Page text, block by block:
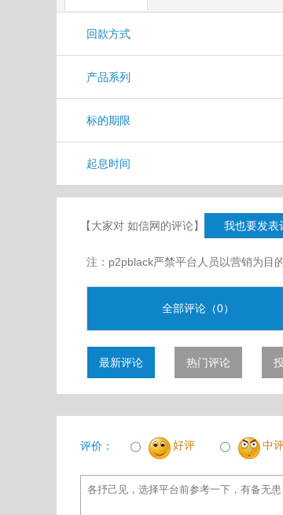
回款方式
产品系列
标的期限
起息时间
【大家对 如信网的评论】 我也要发表
注：p2pblack严禁平台人员以营销为目
全部评论（0）
最新评论 热门评论
评价： 好评 中